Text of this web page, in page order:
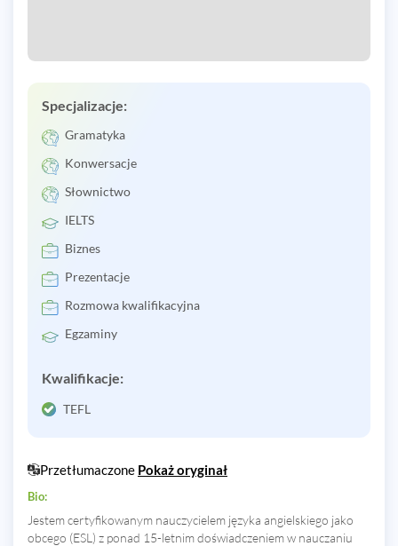
Specjalizacje:
Gramatyka
Konwersacje
Słownictwo
IELTS
Biznes
Prezentacje
Rozmowa kwalifikacyjna
Egzaminy
Kwalifikacje:
TEFL
Przetłumaczone Pokaż oryginał
Bio:
Jestem certyfikowanym nauczycielem języka angielskiego jako
obcego (ESL) z ponad 15-letnim doświadczeniem w nauczaniu